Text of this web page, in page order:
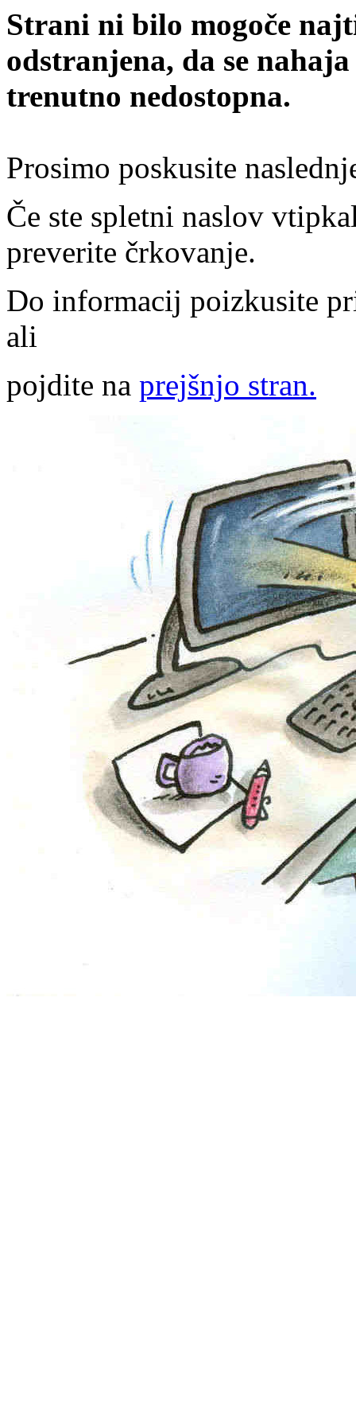
Strani ni bilo mogoče
odstranjena, da se
trenutno nedostopna.
Prosimo poskusite
Če ste spletni naslov
preverite črkovanje.
Do informacij poizkusite
ali
pojdite na prejšnjo stran.